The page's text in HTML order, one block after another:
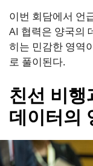
이번 회담에서 언
AI 협력은 양국의
히는 민감한 영역
로 풀이된다.
친선 비행
데이터의